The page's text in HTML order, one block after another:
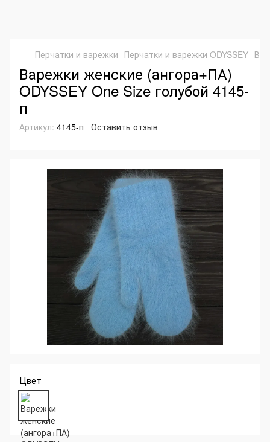
Перчатки и варежки Перчатки и варежки ODYSSEY
Варежки женские (ангора+ПА)
ODYSSEY One Size голубой 4145-
п
Артикул: 4145-п Оставить отзыв
Цвет